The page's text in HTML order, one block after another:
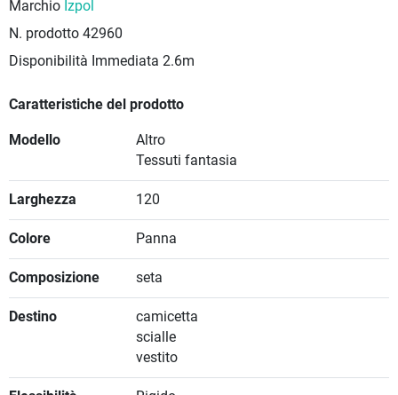
Marchio Izpol
N. prodotto 42960
Disponibilità Immediata 2.6m
Caratteristiche del prodotto
Modello
Altro
Tessuti fantasia
Larghezza 120
Colore Panna
Composizione seta
Destino
camicetta
scialle
vestito